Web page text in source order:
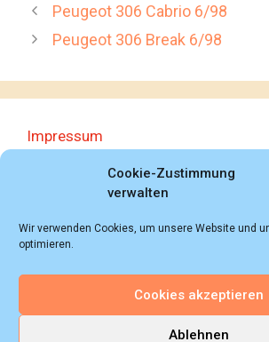
Cookie-Zustimmung
verwalten
Wir verwenden Cookies, um unsere Website und
optimieren.
Cookies akzeptieren
Ablehnen
Peugeot 306 Cabrio 6/98
Peugeot 306 Break 6/98
Impressum
Datenschutzerklärung
© 2018 - 2026